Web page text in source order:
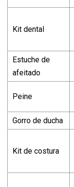
Kit dental
Estuche de
afeitado
Peine
Gorro de ducha
Kit de costura